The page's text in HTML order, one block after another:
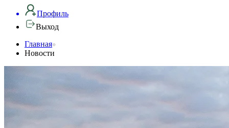
Профиль
Выход
Главная
Новости